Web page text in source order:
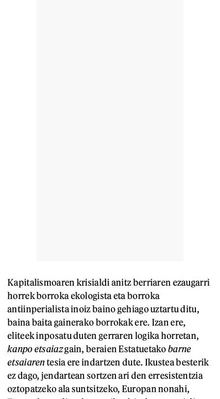
Kapitalismoaren krisialdi anitz berriaren ezaugarri
horrek borroka ekologista eta borroka
antiinperialista inoiz baino gehiago uztartu ditu,
baina baita gainerako borrokak ere. Izan ere,
eliteek inposatu duten gerraren logika horretan,
kanpo etsaiazgain, beraien Estatuetakobarne
etsaiarentesia ere indartzen dute. Ikustea besterik
ez dago, jendartean sortzen ari den erresistentzia
oztopatzeko ala suntsitzeko, Europan nonahi,